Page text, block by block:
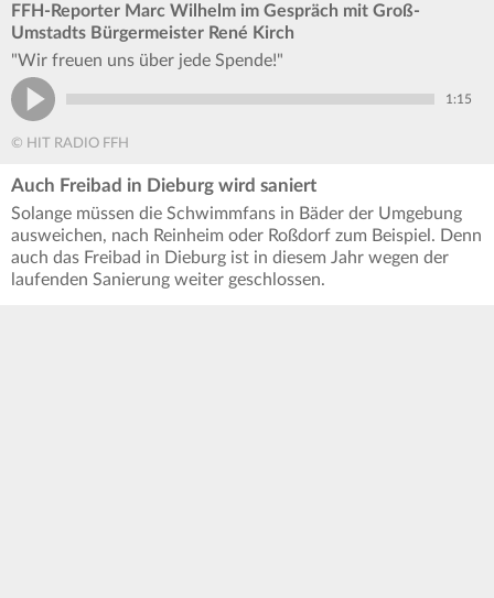
FFH-Reporter Marc Wilhelm im Gespräch mit Groß-
Umstadts Bürgermeister René Kirch
"Wir freuen uns über jede Spende!"
1:15
© HIT RADIO FFH
Auch Freibad in Dieburg wird saniert
Solange müssen die Schwimmfans in Bäder der Umgebung
ausweichen, nach Reinheim oder Roßdorf zum Beispiel. Denn
auch das Freibad in Dieburg ist in diesem Jahr wegen der
laufenden Sanierung weiter geschlossen.